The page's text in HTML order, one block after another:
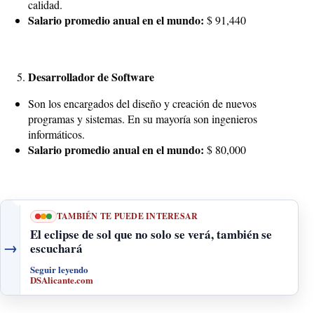
calidad.
Salario promedio anual en el mundo: $ 91,440
Desarrollador de Software
Son los encargados del diseño y creación de nuevos
programas y sistemas. En su mayoría son ingenieros
informáticos.
Salario promedio anual en el mundo: $ 80,000
→
TAMBIÉN TE PUEDE INTERESAR
El eclipse de sol que no solo se verá, también se
escuchará
Seguir leyendo
DSAlicante.com